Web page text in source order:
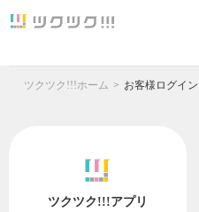
ツクツク!!!ホーム お客様ログイン
ツクツク!!!アプリ